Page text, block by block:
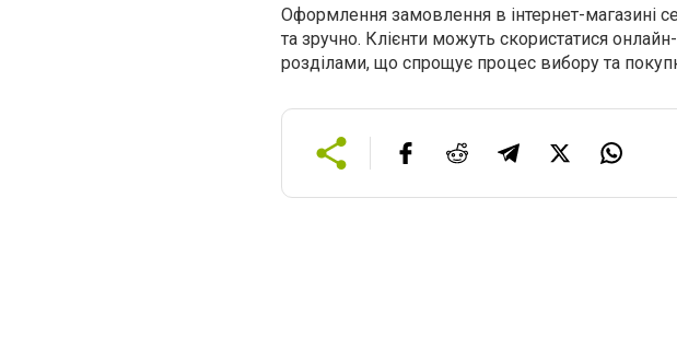
Оформлення замовлення в інтернет-магазині
та зручно. Клієнти можуть скористатися
розділами, що спрощує процес вибору та